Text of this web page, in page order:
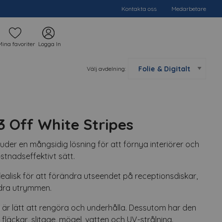
Kontakta oss Medarbetare
favoriter Logga In
Välj avdelning:
Off White Stripes
en mångsidig lösning för att förnya interiörer och
sätt.
för att förändra utseendet på receptionsdiskar,
utrymmen.
lätt att rengöra och underhålla. Dessutom har den
slitage, mögel, vatten och UV-strålning.